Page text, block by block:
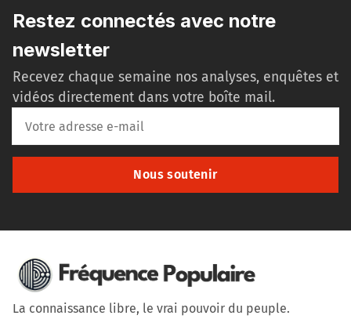
Restez connectés avec notre
newsletter
Recevez chaque semaine nos analyses, enquêtes et
vidéos directement dans votre boîte mail.
Nous soutenir
La connaissance libre, le vrai pouvoir du peuple.